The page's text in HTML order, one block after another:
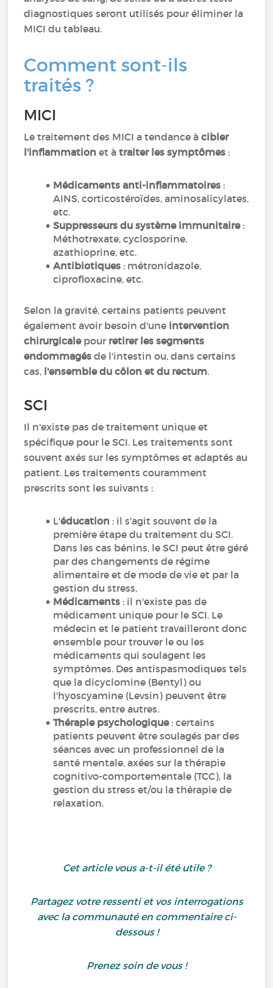
diagnostiques seront utilisés pour éliminer la
MICI du tableau.
Comment sont-ils
traités ?
MICI
Le traitement des MICI a tendance àcibler
l'inflammation et àtraiter les symptômes :
Médicaments anti-inflammatoires :
AINS, corticostéroïdes, aminosalicylates,
etc.
Suppresseurs du système immunitaire:
Méthotrexate, cyclosporine,
azathioprine, etc.
Antibiotiques : métronidazole,
ciprofloxacine, etc.
Selon la gravité, certains patients peuvent
également avoir besoin d'une intervention
chirurgicalepour retirer les segments
endommagés de l'intestin ou, dans certains
cas, l'ensemble du côlon et du rectum.
SCI
Il n'existe pas de traitement unique et
spécifique pour le SCI. Les traitements sont
souvent axés sur les symptômes et adaptés au
patient. Les traitements couramment
prescrits sont les suivants :
L'éducation : il s'agit souvent de la
première étape du traitement du SCI.
Dans les cas bénins, le SCI peut être géré
par des changements de régime
alimentaire et de mode de vie et par la
gestion du stress,
Médicaments : il n'existe pas de
médicament unique pour le SCI. Le
médecin et le patient travailleront donc
ensemble pour trouver le ou les
médicaments qui soulagent les
symptômes. Des antispasmodiques tels
que la dicyclomine (Bentyl) ou
l'hyoscyamine (Levsin) peuvent être
prescrits, entre autres.
Thérapie psychologique: certains
patients peuvent être soulagés par des
séances avec un professionnel de la
santé mentale, axées sur la thérapie
cognitivo-comportementale (TCC), la
gestion du stress et/ou la thérapie de
relaxation.
Cet article vous a-t-il été utile ?
Partagez votre ressenti et vos interrogations
avec la communauté en commentaire ci-
dessous !
Prenez soin de vous !